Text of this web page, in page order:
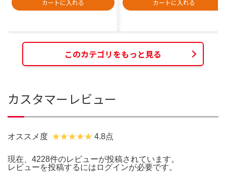
カートに入れる
カートに入れる
このカテゴリをもっと見る
カスタマーレビュー
オススメ度 4.8点
現在、4228件のレビューが投稿されています。
レビューを投稿するには ログインが必要です。